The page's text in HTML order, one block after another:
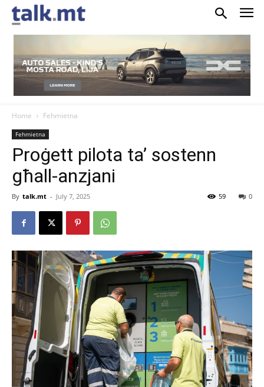
Home Fehmietna
Fehmietna
Proġett pilota ta’ sostenn
għall-anzjani
By talk.mt - July 7, 2025 0
59